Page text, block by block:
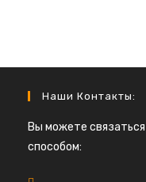
Наши Контакты:
Вы можете
способом: